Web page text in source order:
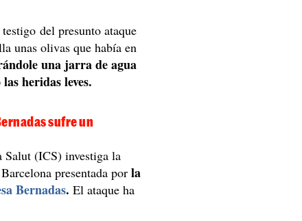
del presunto ataque
unas olivas que había en
una jarra de agua
heridas leves.
sufre un
(ICS) investiga la
presentada porla
Bernadas. El ataque ha